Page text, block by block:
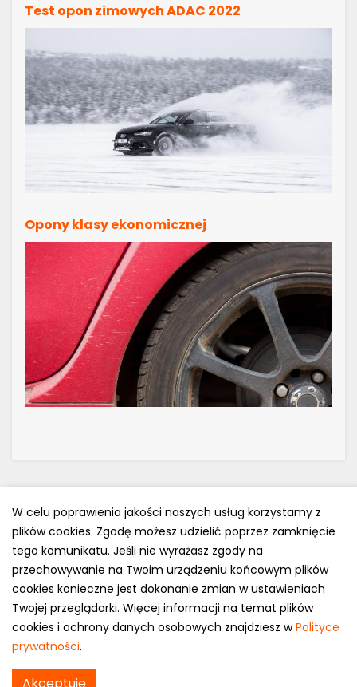
Test opon zimowych ADAC 2022
Opony klasy ekonomicznej
Polityka prywatności
e-mail: kontakt@opony.com.pl
Copyright © 2000-2023 Opony.com.pl
W celu poprawienia jakości naszych usług korzystamy z
plików cookies. Zgodę możesz udzielić poprzez zamknięcie
tego komunikatu. Jeśli nie wyrażasz zgody na
przechowywanie na Twoim urządzeniu końcowym plików
cookies konieczne jest dokonanie zmian w ustawieniach
Twojej przeglądarki. Więcej informacji na temat plików
cookies i ochrony danych osobowych znajdziesz wPolityce
prywatności.